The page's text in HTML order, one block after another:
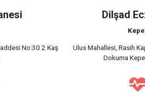
No:30 2 Kaş
Dilşad
Ulus Mahallesi, Rasih
Dokuma